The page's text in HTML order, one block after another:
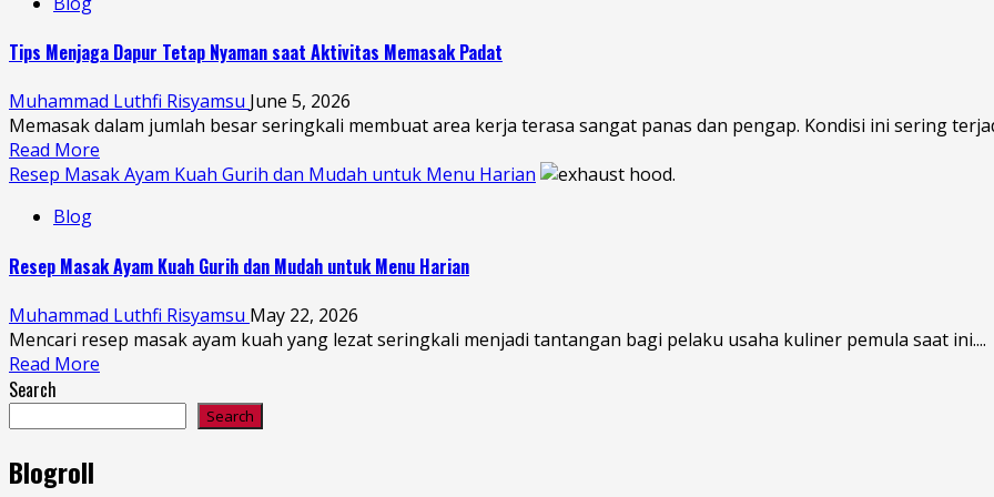
Tips Menjaga Dapur Tetap Nyaman saat Aktivitas Memasak Padat
Muhammad Luthfi Risyamsu June 5, 2026
Memasak dalam jumlah besar seringkali membuat area kerja terasa sangat panas dan pengap. Kondisi ini sering
Read More
Resep Masak Ayam Kuah Gurih dan Mudah untuk Menu Harian
Blog
Resep Masak Ayam Kuah Gurih dan Mudah untuk Menu Harian
Muhammad Luthfi Risyamsu May 22, 2026
Mencari resep masak ayam kuah yang lezat seringkali menjadi tantangan bagi pelaku usaha kuliner pemula saat ini....
Read More
Search
Search
Blogroll